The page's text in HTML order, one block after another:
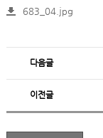
683_04.jpg
다음글
이전글